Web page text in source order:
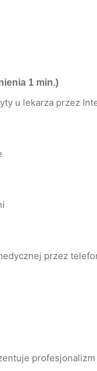
1 min.)
u lekarza przez
przez